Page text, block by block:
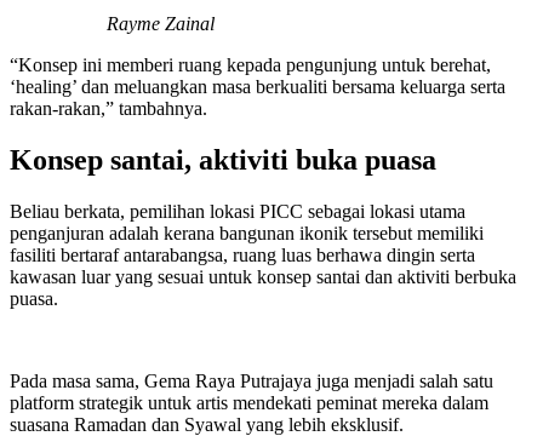
Rayme Zainal
“Konsep ini memberi ruang kepada pengunjung untuk berehat,
‘healing’ dan meluangkan masa berkualiti bersama keluarga serta
rakan-rakan,” tambahnya.
Konsep santai, aktiviti buka puasa
Beliau berkata, pemilihan lokasi PICC sebagai lokasi utama
penganjuran adalah kerana bangunan ikonik tersebut memiliki
fasiliti bertaraf antarabangsa, ruang luas berhawa dingin serta
kawasan luar yang sesuai untuk konsep santai dan aktiviti berbuka
puasa.
Pada masa sama, Gema Raya Putrajaya juga menjadi salah satu
platform strategik untuk artis mendekati peminat mereka dalam
suasana Ramadan dan Syawal yang lebih eksklusif.